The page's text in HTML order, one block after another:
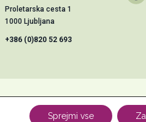
Proletarska cesta 1
1000 Ljubljana
+386 (0)820 52 693
Za podjetja Varstvo osebnih
Sprejmi vse